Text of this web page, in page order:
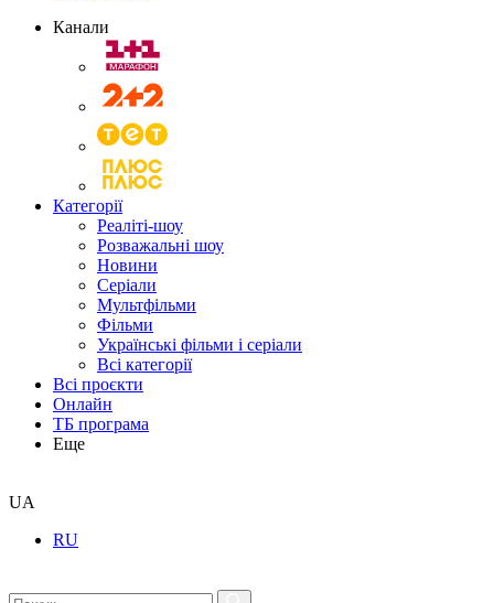
Канали
Категорії
Реаліті-шоу
Розважальні шоу
Новини
Серіали
Мультфільми
Фільми
Українські фільми і серіали
Всі категорії
Всі проєкти
Онлайн
ТБ програма
Еще
UA
RU